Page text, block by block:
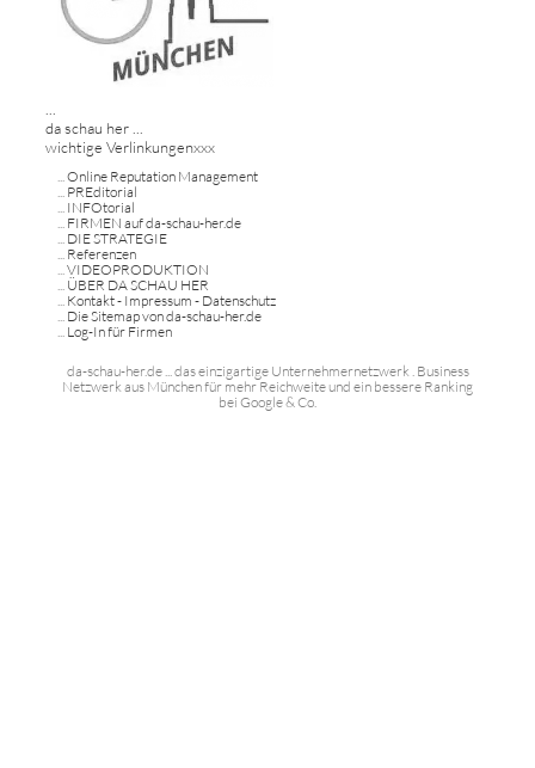
da schau her ...
wichtige Verlinkungenxxx
Online Reputation Management
PREditorial
INFOtorial
FIRMEN auf da-schau-her.de
DIE STRATEGIE
Referenzen
VIDEOPRODUKTION
ÜBER DA SCHAU HER
Kontakt - Impressum - Datenschutz
Die Sitemap von da-schau-her.de
Log-In für Firmen
da-schau-her.de ... das einzigartige Unternehmernetzwerk . Business
Netzwerk aus München für mehr Reichweite und ein bessere Ranking
bei Google & Co.